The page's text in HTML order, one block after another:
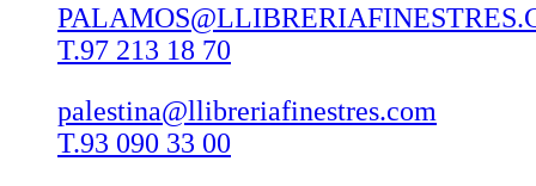
T.97 213 18 70
palestina@llibreriafinestres.com
T.93 090 33 00